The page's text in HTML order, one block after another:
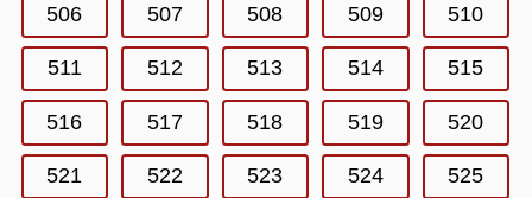
506 507 508 509 510
511 512 513 514 515
516 517 518 519 520
521 522 523 524 525